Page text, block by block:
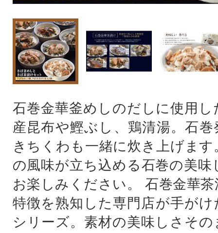
石巻金華釜めしのだしに使用し
産昆布や鰹ぶし、鶏清湯。石
きちくわも一緒に炊き上げま
の風味が立ち込める石巻の美味
お楽しみください。 石巻金華
特徴を熟知した専門店が手がけ
シリーズ。素材の美味しさそ